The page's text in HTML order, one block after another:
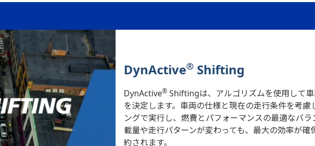
DynActive® Shifting
DynActive® Shiftingは、アルゴリズムを使用して
を決定します。車両の仕様と現在の走行条件を考慮
ングで実行し、燃費とパフォーマンスの最適なバ
載量や走行パターンが変わっても、最大の効率が
約されます。